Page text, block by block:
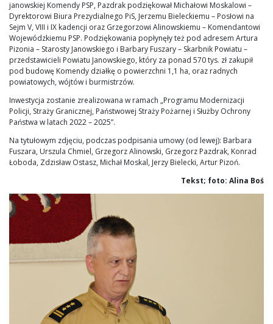
janowskiej Komendy PSP, Pazdrak podziękował Michałowi Moskalowi –
Dyrektorowi Biura Prezydialnego PiS, Jerzemu Bieleckiemu – Posłowi na
Sejm V, VIII i IX kadencji oraz Grzegorzowi Alinowskiemu – Komendantowi
Wojewódzkiemu PSP. Podziękowania popłynęły też pod adresem Artura
Pizonia – Starosty Janowskiego i Barbary Fuszary – Skarbnik Powiatu –
przedstawicieli Powiatu Janowskiego, który za ponad 570 tys. zł zakupił
pod budowę Komendy działkę o powierzchni 1,1 ha, oraz radnych
powiatowych, wójtów i burmistrzów.
Inwestycja zostanie zrealizowana w ramach „Programu Modernizacji
Policji, Straży Granicznej, Państwowej Straży Pożarnej i Służby Ochrony
Państwa w latach 2022 – 2025”.
Na tytułowym zdjęciu, podczas podpisania umowy (od lewej): Barbara
Fuszara, Urszula Chmiel, Grzegorz Alinowski, Grzegorz Pazdrak, Konrad
Łoboda, Zdzisław Ostasz, Michał Moskal, Jerzy Bielecki, Artur Pizoń.
Tekst; foto: Alina Boś